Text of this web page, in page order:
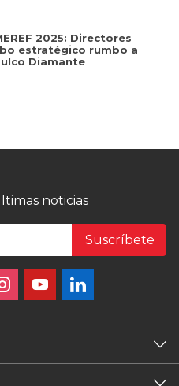
2025: Directores
estratégico rumbo a
Diamante
noticias
Suscríbete